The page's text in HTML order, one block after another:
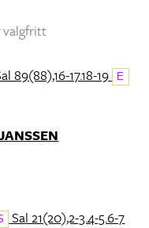
valgfritt
89(88),16-17.18-19 E
Sal 21(20),2-3.4-5.6-7